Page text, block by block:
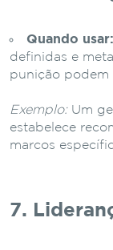
Quando usar:
definidas e
punição podem
Exemplo:Um
estabelece
marcos
7.